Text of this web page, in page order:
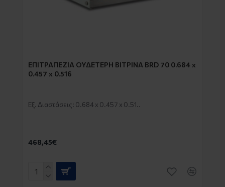
EΠΙΤΡΑΠΕΖΙΑ ΟΥΔΕΤΕΡΗ ΒΙΤΡΙΝΑ BRD 70 0.684 x
0.457 x 0.516
Εξ. Διαστάσεις: 0.684 x 0.457 x 0.51..
468,45€